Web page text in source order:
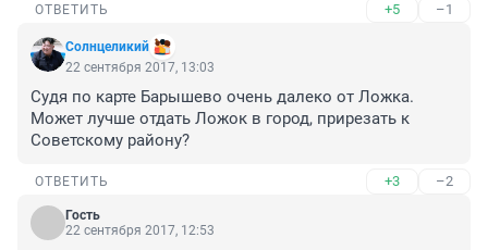
ОТВЕТИТЬ +5 –1
Солнцеликий
22 сентября 2017, 13:03
Судя по карте Барышево очень далеко от Ложка.
Может лучше отдать Ложок в город, прирезать к
Советскому району?
ОТВЕТИТЬ +3 –2
Гость
22 сентября 2017, 12:53